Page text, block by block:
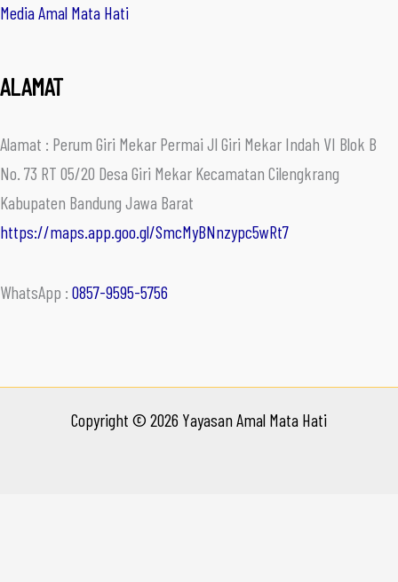
Media Amal Mata Hati
ALAMAT
Alamat : Perum Giri Mekar Permai Jl Giri Mekar Indah VI Blok B
No. 73 RT 05/20 Desa Giri Mekar Kecamatan Cilengkrang
Kabupaten Bandung Jawa Barat
https://maps.app.goo.gl/SmcMyBNnzypc5wRt7
WhatsApp : 0857-9595-5756
Copyright © 2026 Yayasan Amal Mata Hati